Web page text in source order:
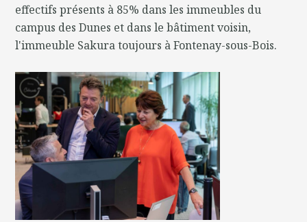
effectifs présents à 85% dans les immeubles du
campus des Dunes et dans le bâtiment voisin,
l'immeuble Sakura toujours à Fontenay-sous-Bois.